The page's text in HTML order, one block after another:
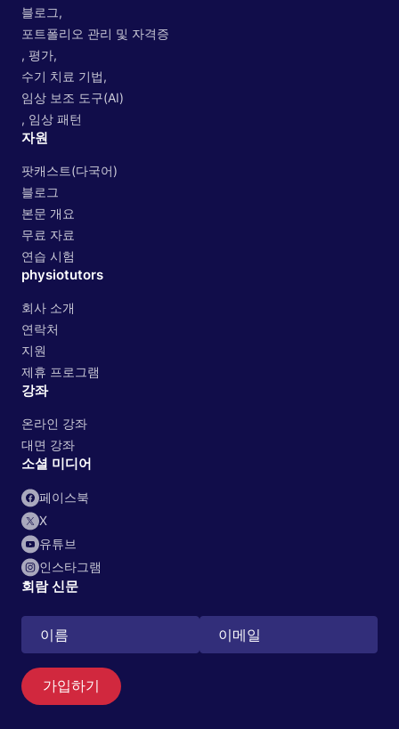
블로그,
포트폴리오 관리 및 자격증
, 평가,
수기 치료 기법,
임상 보조 도구(AI)
, 임상 패턴
자원
팟캐스트(다국어)
블로그
본문 개요
무료 자료
연습 시험
physiotutors
회사 소개
연락처
지원
제휴 프로그램
강좌
온라인 강좌
대면 강좌
소셜 미디어
페이스북
X
유튜브
인스타그램
회람 신문
가입하기